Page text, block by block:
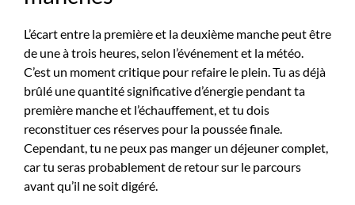
L’écart entre la première et la deuxième manche peut être
de une à trois heures, selon l’événement et la météo.
C’est un moment critique pour refaire le plein. Tu as déjà
brûlé une quantité significative d’énergie pendant ta
première manche et l’échauffement, et tu dois
reconstituer ces réserves pour la poussée finale.
Cependant, tu ne peux pas manger un déjeuner complet,
car tu seras probablement de retour sur le parcours
avant qu’il ne soit digéré.